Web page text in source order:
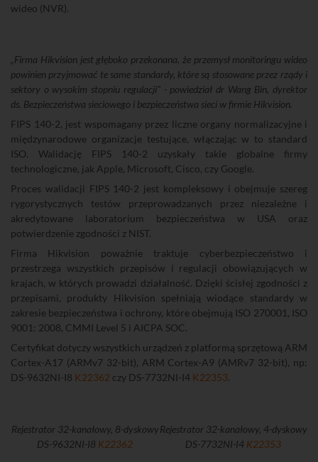
wideo (NVR).
„Firma Hikvision jest głęboko przekonana, że przemysł monitoringu wideo
powinien przyjmować te same standardy, które są stosowane przez rządy i
sektory o wysokim stopniu regulacji" - powiedział dr Wang Bin, dyrektor
ds. Bezpieczeństwa sieciowego i bezpieczeństwa sieci w firmie Hikvision.
FIPS 140-2, jest wspomagany przez liczne organy normalizacyjne i
międzynarodowe organizacje testujące, włączając w to standard
ISO. Walidację FIPS 140-2 uzyskały takie globalne firmy
technologiczne, jak Apple, Microsoft, Cisco, czy Google.
Proces walidacji FIPS 140-2 jest kompleksowy i obejmuje szereg
rygorystycznych testów przeprowadzanych przez niezależne i
akredytowane laboratorium bezpieczeństwa w USA oraz
potwierdzenie zgodności z NIST.
Firma Hikvision poważnie traktuje cyberbezpieczeństwo i
przestrzega wszystkich przepisów i regulacji obowiązujących w
krajach, w których prowadzi działalność. Dzięki ścisłej zgodności z
przepisami, produkty Hikvision spełniają wiodące standardy w
zakresie bezpieczeństwa i ochrony, które obejmują ISO 270001, ISO
9001: 2008, CMMI Level 5 i AICPA SOC.
Certyfikat dotyczy wszystkich urządzeń z platformą sprzętową ARM
Cortex-A17 (ARMv7 32-bit), ARM Cortex-A9 (AMRv7 32-bit), np:
DS-9632NI-I8 K22362 czy DS-7732NI-I4 K22353.
Rejestrator 32-kanałowy, 8-dyskowy
DS-9632NI-I8 K22362
Rejestrator 32-kanałowy, 4-dyskowy
DS-7732NI-I4 K22353